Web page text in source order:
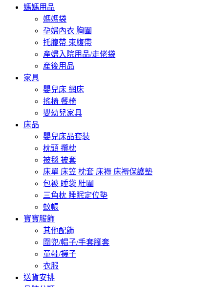
媽媽用品
媽媽袋
孕婦內衣 胸圍
托腹帶 束腹帶
產婦入院用品/走佬袋
産後用品
家具
嬰兒床 網床
搖椅 餐椅
嬰幼兒家具
床品
嬰兒床品套裝
枕頭 攬枕
被毯 被套
床單 床笠 枕套 床褥 床褥保護墊
包被 睡袋 肚圍
三角枕 睡眠定位墊
蚊帳
寶寶服飾
其他配飾
圍兜/帽子/手套腳套
童鞋/襪子
衣服
送貨安排